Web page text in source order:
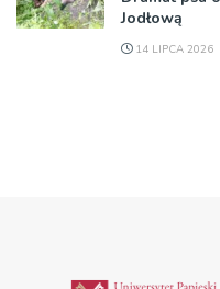
Jodłową
14 LIPCA 2026